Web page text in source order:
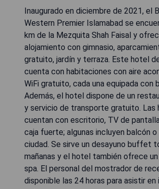
Inaugurado en diciembre de 2021, el
Western Premier Islamabad se
km de la Mezquita Shah Faisal y
alojamiento con gimnasio,
gratuito, jardín y terraza. Este hotel
cuenta con habitaciones con aire
WiFi gratuito, cada una equipada con
Además, el hotel dispone de un
y servicio de transporte gratuito. Las
cuentan con escritorio, TV de
caja fuerte; algunas incluyen balcón
ciudad. Se sirve un desayuno buffet
mañanas y el hotel también ofrece
spa. El personal del mostrador de
disponible las 24 horas para asistir en